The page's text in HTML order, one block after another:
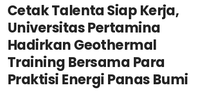
Cetak Talenta Siap Kerja,
Universitas Pertamina
Hadirkan Geothermal
Training Bersama Para
Praktisi Energi Panas Bumi